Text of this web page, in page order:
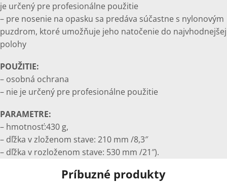
je určený pre profesionálne použitie
– pre nosenie na opasku sa predáva súčastne s nylonovým
puzdrom, ktoré umožňuje jeho natočenie do najvhodnejšej
polohy
POUŽITIE:
– osobná ochrana
– nie je určený pre profesionálne použitie
PARAMETRE:
– hmotnosť:430 g,
– dľžka v zloženom stave: 210 mm /8,3″
– dľžka v rozloženom stave: 530 mm /21″).
Príbuzné produkty